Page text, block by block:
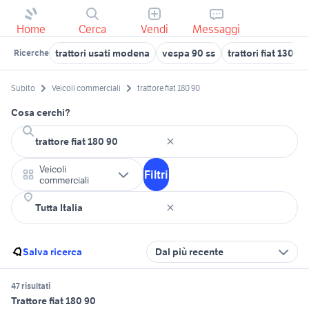
Home Cerca Vendi Messaggi
Ricerche trattori usati modena vespa 90 ss trattori fiat 1300
Subito Veicoli commerciali trattore fiat 180 90
Cosa cerchi?
Veicoli
commerciali
Filtri
Salva ricerca Dal più recente
47 risultati
Trattore fiat 180 90